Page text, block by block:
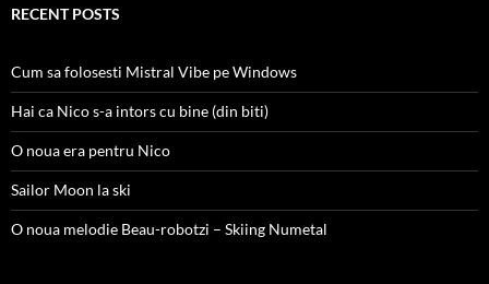
RECENT POSTS
Cum sa folosesti Mistral Vibe pe Windows
Hai ca Nico s-a intors cu bine (din biti)
O noua era pentru Nico
Sailor Moon la ski
O noua melodie Beau-robotzi – Skiing Numetal